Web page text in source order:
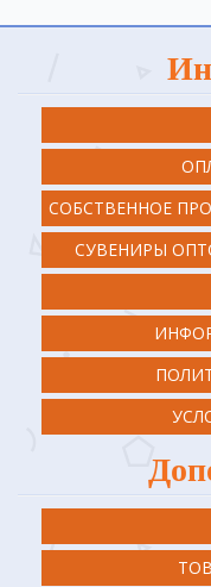
СОБСТВЕННОЕ
СУВЕНИРЫ